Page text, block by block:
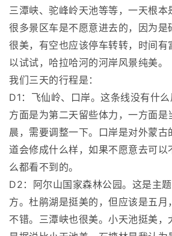
三潭峡、驼峰岭天池等等，一天根本
很多景区车是不愿意进去的，因为是
很美，有空也应该停车转转，时间有
以试试，哈拉哈河的河岸风景纯美。
我们三天的行程是：
D1：飞仙岭、口岸。这条线没有什
方面是为第二天留些体力，一方面是
晨，需要调整一下。口岸是对外蒙古
道会修成什么样，如果不愿意去可以
么都看不到的。
D2：阿尔山国家森林公园。这是主
方。杜鹃湖是挺美的，但应该是五月
不错。三潭峡也很美。小天池挺美，